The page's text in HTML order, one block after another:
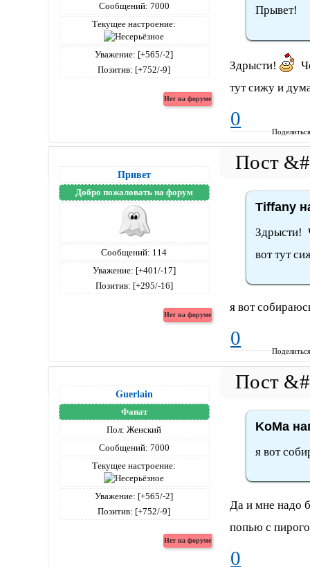
Сообщений: 7000
Текущее настроение:
Уважение: [+565/-2]
Позитив: [+752/-9]
Прывет!
Здрысти!
тут сижу и
0
Привет
Добро пожаловать на форум
Сообщений: 114
Уважение: [+401/-17]
Позитив: [+295/-16]
Tiffany
Здрысти!
вот тут
я вот
0
Guerlain
Фанат
Пол: Женский
Сообщений: 7000
Текущее настроение:
Уважение: [+565/-2]
Позитив: [+752/-9]
KoMa
я вот
Да и мне надо
попью с
0